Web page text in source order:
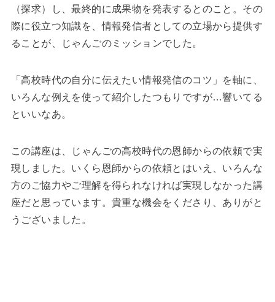
（探求）し、最終的に成果物を発表するとのこと。その
際に役立つ知識を、情報発信者としての立場から提供す
ることが、じゃんごのミッションでした。
「高校時代の自分に伝えたい情報発信のコツ」を軸に、
いろんな例えを使って紹介したつもりですが…響いてる
といいなあ。
この講座は、じゃんごの高校時代の恩師からの依頼で実
現しました。いくら恩師からの依頼とはいえ、いろんな
方のご協力やご理解を得られなければ実現しなかった講
座だと思っています。貴重な機会をくださり、ありがと
うございました。